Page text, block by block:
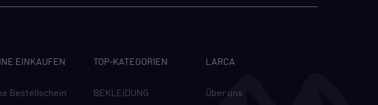
EINKAUFEN
Bestellschein
TOP-KATEGORIEN
BEKLEIDUNG
LARCA
Über uns